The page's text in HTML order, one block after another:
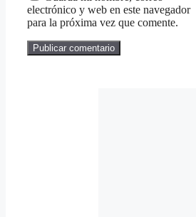
electrónico y web en este navegador
para la próxima vez que comente.